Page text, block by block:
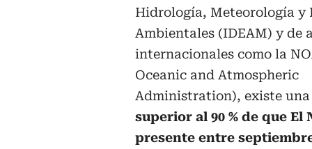
Hidrología, Meteorología y
Ambientales (IDEAM) y de
internacionales como la
Oceanic and Atmospheric
Administration), existe
superior al 90 % de que El
presente entre